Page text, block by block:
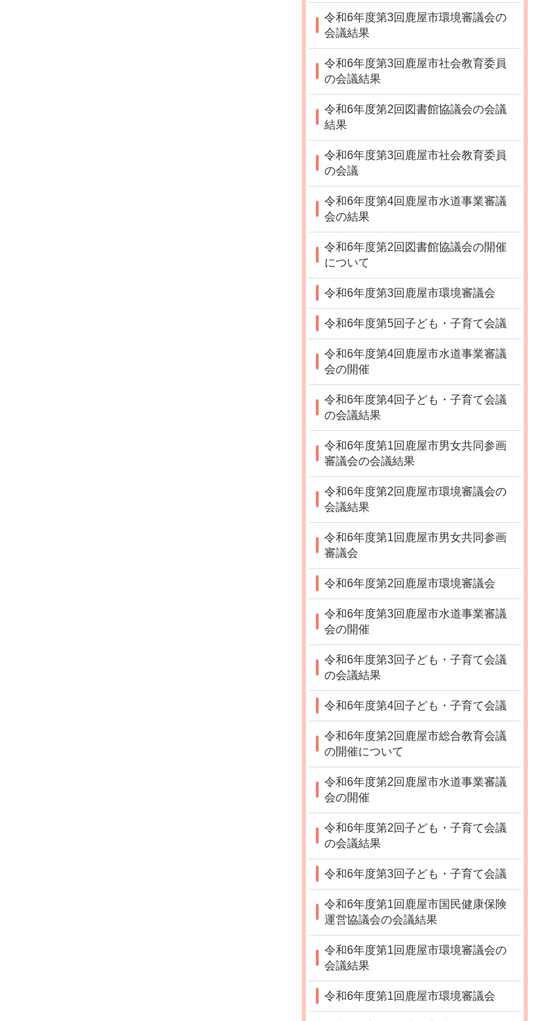
令和6年度第3回鹿屋市環境審議会の
会議結果
令和6年度第3回鹿屋市社会教育委員
の会議結果
令和6年度第2回図書館協議会の会議
結果
令和6年度第3回鹿屋市社会教育委員
の会議
令和6年度第4回鹿屋市水道事業審議
会の結果
令和6年度第2回図書館協議会の開催
について
令和6年度第3回鹿屋市環境審議会
令和6年度第5回子ども・子育て会議
令和6年度第4回鹿屋市水道事業審議
会の開催
令和6年度第4回子ども・子育て会議
の会議結果
令和6年度第1回鹿屋市男女共同参画
審議会の会議結果
令和6年度第2回鹿屋市環境審議会の
会議結果
令和6年度第1回鹿屋市男女共同参画
審議会
令和6年度第2回鹿屋市環境審議会
令和6年度第3回鹿屋市水道事業審議
会の開催
令和6年度第3回子ども・子育て会議
の会議結果
令和6年度第4回子ども・子育て会議
令和6年度第2回鹿屋市総合教育会議
の開催について
令和6年度第2回鹿屋市水道事業審議
会の開催
令和6年度第2回子ども・子育て会議
の会議結果
令和6年度第3回子ども・子育て会議
令和6年度第1回鹿屋市国民健康保険
運営協議会の会議結果
令和6年度第1回鹿屋市環境審議会の
会議結果
令和6年度第1回鹿屋市環境審議会